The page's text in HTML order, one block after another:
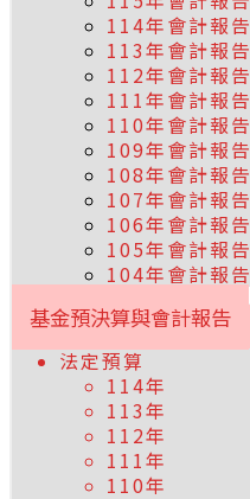
114年會計報告
113年會計報告
112年會計報告
111年會計報告
110年會計報告
109年會計報告
108年會計報告
107年會計報告
106年會計報告
105年會計報告
104年會計報告
基金預決算與會計報告
法定預算
114年
113年
112年
111年
110年